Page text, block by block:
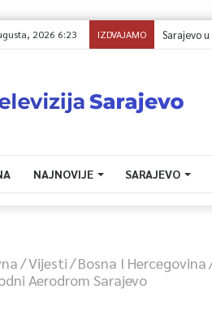
2026 6:23 IZDVAJAMO Reisul-
NAJNOVIJE SARAJEVO
/Vijesti/Bosna I Hercegovina
Aerodrom Sarajevo